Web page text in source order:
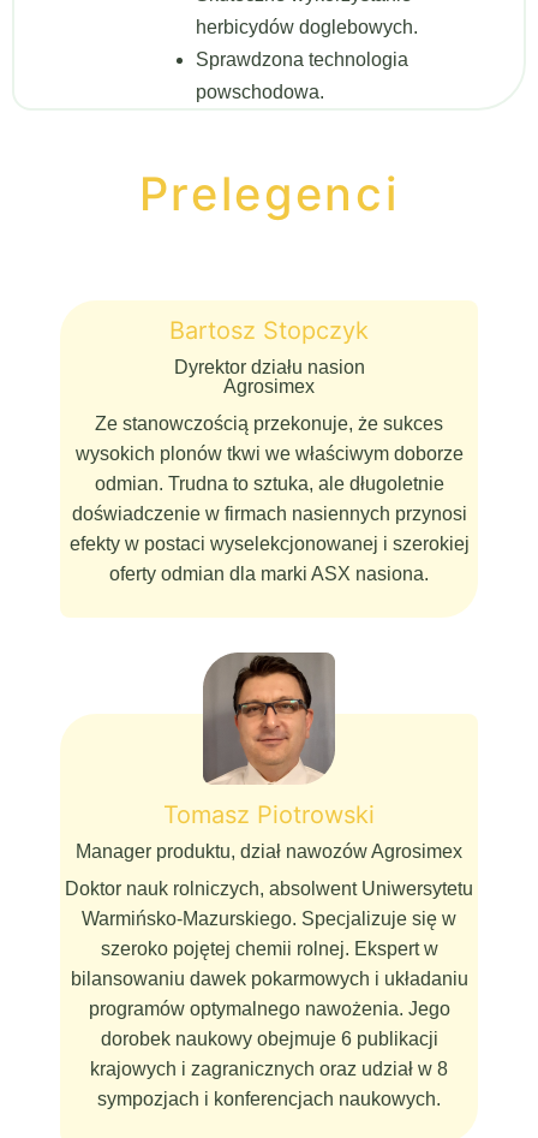
herbicydów doglebowych.
Sprawdzona technologia
powschodowa.
Prelegenci
Bartosz Stopczyk
Dyrektor działu nasion
Agrosimex
Ze stanowczością przekonuje, że sukces
wysokich plonów tkwi we właściwym doborze
odmian. Trudna to sztuka, ale długoletnie
doświadczenie w firmach nasiennych przynosi
efekty w postaci wyselekcjonowanej i szerokiej
oferty odmian dla marki ASX nasiona.
Tomasz Piotrowski
Manager produktu, dział nawozów Agrosimex
Doktor nauk rolniczych, absolwent Uniwersytetu
Warmińsko-Mazurskiego. Specjalizuje się w
szeroko pojętej chemii rolnej. Ekspert w
bilansowaniu dawek pokarmowych i układaniu
programów optymalnego nawożenia. Jego
dorobek naukowy obejmuje 6 publikacji
krajowych i zagranicznych oraz udział w 8
sympozjach i konferencjach naukowych.